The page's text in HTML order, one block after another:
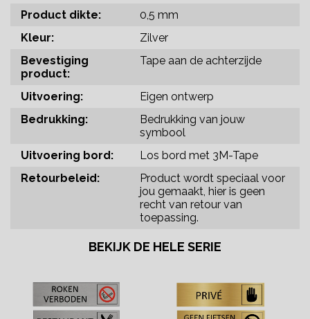
Product dikte:
0,5 mm
Kleur:
Zilver
Bevestiging
product:
Tape aan de achterzijde
Uitvoering:
Eigen ontwerp
Bedrukking:
Bedrukking van jouw
symbool
Uitvoering bord:
Los bord met 3M-Tape
Retourbeleid:
Product wordt speciaal voor
jou gemaakt, hier is geen
recht van retour van
toepassing.
BEKIJK DE HELE SERIE